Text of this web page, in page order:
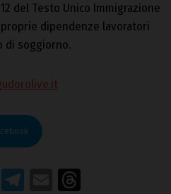
del Testo Unico Immigrazione
dipendenze lavoratori
di soggiorno.
WhatsApp
Telegram
Email